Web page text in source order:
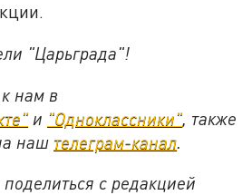
"Царьграда"!
нам в
и "Одноклассники" также
наш телеграм-канал
с редакцией